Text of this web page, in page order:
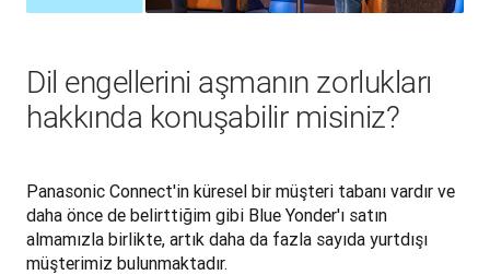
Dil engellerini aşmanın zorlukları
hakkında konuşabilir misiniz?
Panasonic Connect'in küresel bir müşteri tabanı vardır ve
daha önce de belirttiğim gibi Blue Yonder'ı satın
almamızla birlikte, artık daha da fazla sayıda yurtdışı
müşterimiz bulunmaktadır.